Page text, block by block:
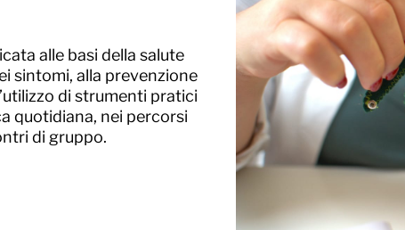
alle basi della salute
sintomi, alla prevenzione
di strumenti pratici
quotidiana, nei percorsi
di gruppo.